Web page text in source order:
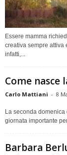
Essere mamma
creativa sempre attiva
infatti,...
Come nasce
Carlo Mattiani - 8
La seconda
giornata importante
Barbara